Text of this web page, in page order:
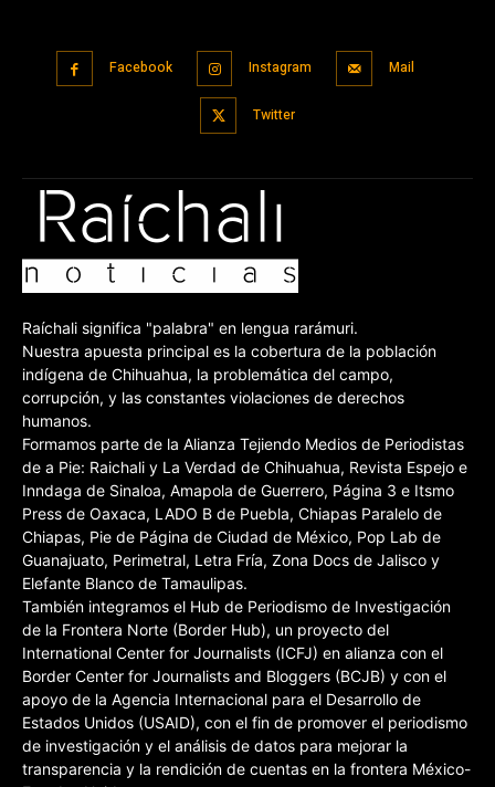
Facebook Instagram Mail
Twitter
Raíchali significa "palabra" en lengua rarámuri.
Nuestra apuesta principal es la cobertura de la población
indígena de Chihuahua, la problemática del campo,
corrupción, y las constantes violaciones de derechos
humanos.
Formamos parte de la Alianza Tejiendo Medios de Periodistas
de a Pie: Raichali y La Verdad de Chihuahua, Revista Espejo e
Inndaga de Sinaloa, Amapola de Guerrero, Página 3 e Itsmo
Press de Oaxaca, LADO B de Puebla, Chiapas Paralelo de
Chiapas, Pie de Página de Ciudad de México, Pop Lab de
Guanajuato, Perimetral, Letra Fría, Zona Docs de Jalisco y
Elefante Blanco de Tamaulipas.
También integramos el Hub de Periodismo de Investigación
de la Frontera Norte (Border Hub), un proyecto del
International Center for Journalists (ICFJ) en alianza con el
Border Center for Journalists and Bloggers (BCJB) y con el
apoyo de la Agencia Internacional para el Desarrollo de
Estados Unidos (USAID), con el fin de promover el periodismo
de investigación y el análisis de datos para mejorar la
transparencia y la rendición de cuentas en la frontera México-